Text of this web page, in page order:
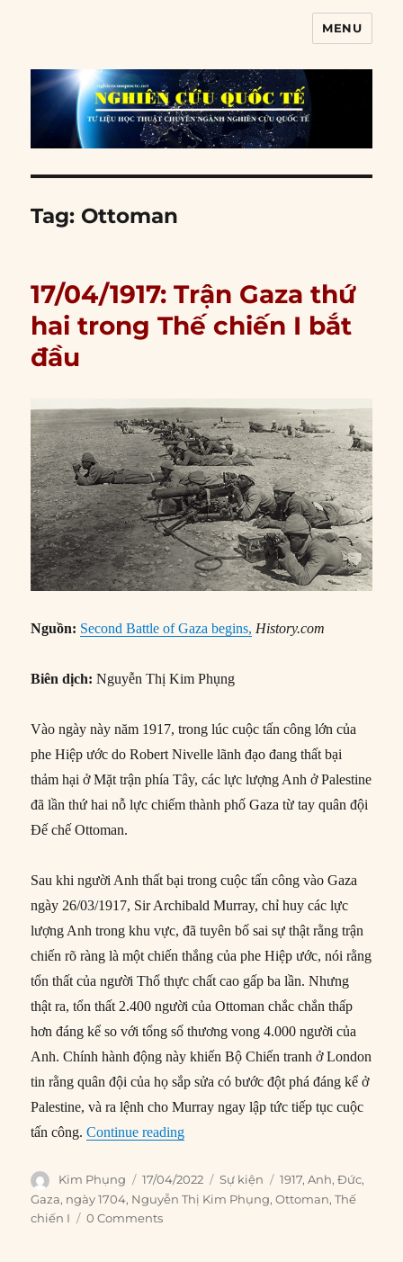
MENU
Tag: Ottoman
17/04/1917: Trận Gaza thứ
hai trong Thế chiến I bắt
đầu
Nguồn: Second Battle of Gaza begins, History.com
Biên dịch: Nguyễn Thị Kim Phụng
Vào ngày này năm 1917, trong lúc cuộc tấn công lớn của
phe Hiệp ước do Robert Nivelle lãnh đạo đang thất bại
thảm hại ở Mặt trận phía Tây, các lực lượng Anh ở Palestine
đã lần thứ hai nỗ lực chiếm thành phố Gaza từ tay quân đội
Đế chế Ottoman.
Sau khi người Anh thất bại trong cuộc tấn công vào Gaza
ngày 26/03/1917, Sir Archibald Murray, chỉ huy các lực
lượng Anh trong khu vực, đã tuyên bố sai sự thật rằng trận
chiến rõ ràng là một chiến thắng của phe Hiệp ước, nói rằng
tổn thất của người Thổ thực chất cao gấp ba lần. Nhưng
thật ra, tổn thất 2.400 người của Ottoman chắc chắn thấp
hơn đáng kể so với tổng số thương vong 4.000 người của
Anh. Chính hành động này khiến Bộ Chiến tranh ở London
tin rằng quân đội của họ sắp sửa có bước đột phá đáng kể ở
Palestine, và ra lệnh cho Murray ngay lập tức tiếp tục cuộc
tấn công.Continue reading“17/04/1917: Trận Gaza thứ hai trong
Author
Kim Phụng
Posted
on
17/04/2022 Categories
Sự kiện Tags
1917,Anh,Đức,
Gaza, ngày 1704, Nguyễn Thị Kim Phụng,Ottoman,Thế
chiến I
0 Comments